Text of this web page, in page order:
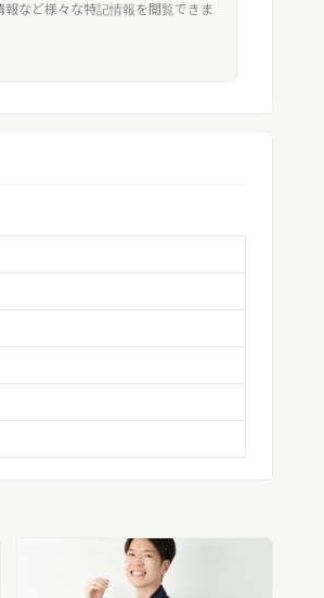
など様々な特記情報を閲覧できま